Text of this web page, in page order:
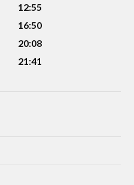
12:55
16:50
20:08
21:41